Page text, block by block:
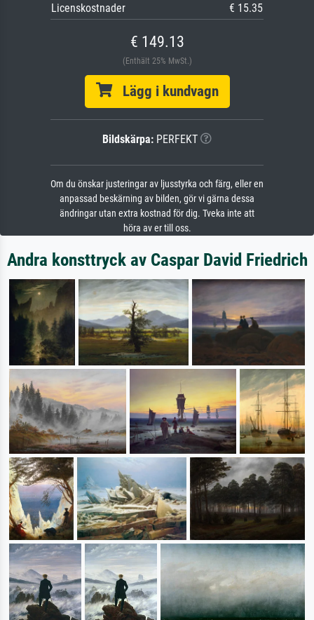
Licenskostnader
€ 15.35
€ 149.13
(Enthält 25% MwSt.)
Lägg i kundvagn
Bildskärpa: PERFEKT
Om du önskar justeringar av ljusstyrka och färg, eller en
anpassad beskärning av bilden, gör vi gärna dessa
ändringar utan extra kostnad för dig. Tveka inte att
höra av er till oss.
Andra konsttryck av Caspar David Friedrich